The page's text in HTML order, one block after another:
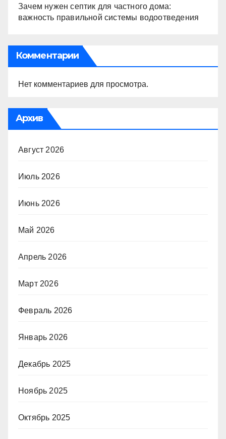
Зачем нужен септик для частного дома:
важность правильной системы водоотведения
Комментарии
Нет комментариев для просмотра.
Архив
Август 2026
Июль 2026
Июнь 2026
Май 2026
Апрель 2026
Март 2026
Февраль 2026
Январь 2026
Декабрь 2025
Ноябрь 2025
Октябрь 2025